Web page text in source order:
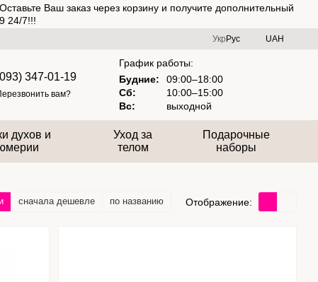
Ваш заказ через корзину и получите дополнительный
24/7!!!
Укр Рус UAH
347-01-19
вам?
График работы:
Будние:
09:00–18:00
Сб:
10:00–15:00
Вс:
выходной
духов и
Уход за
телом
Подарочные
наборы
сначала дешевле по названию Отображение: